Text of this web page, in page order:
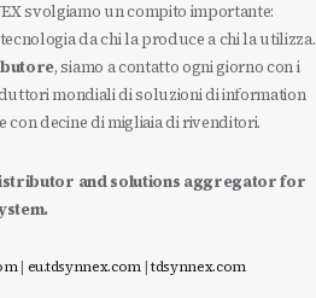
svolgiamo un compito importante:
da chi la produce a chi la utilizza.
, siamo a contatto ogni giorno con i
mondiali di soluzioni di information
con decine di migliaia di rivenditori.
and solutions aggregator for
| eu.tdsynnex.com|tdsynnex.com